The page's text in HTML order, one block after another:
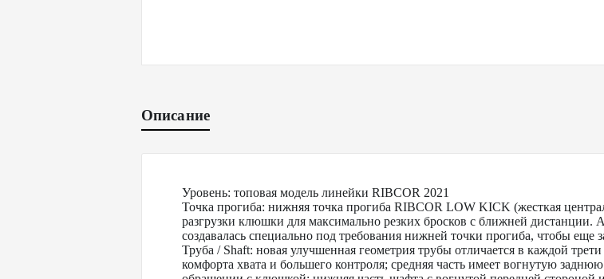
Описание
Уровень: топовая модель линейки RIBCOR 2021
Точка прогиба: нижняя точка прогиба RIBCOR LOW KICK (жесткая
разгрузки клюшки для максимально резких бросков с ближней дистанции.
создавалась специально под требования нижней точки прогиба, чтобы еще
Труба / Shaft: новая улучшенная геометрия трубы отличается в каждой
комфорта хвата и большего контроля; средняя часть имеет вогнутую